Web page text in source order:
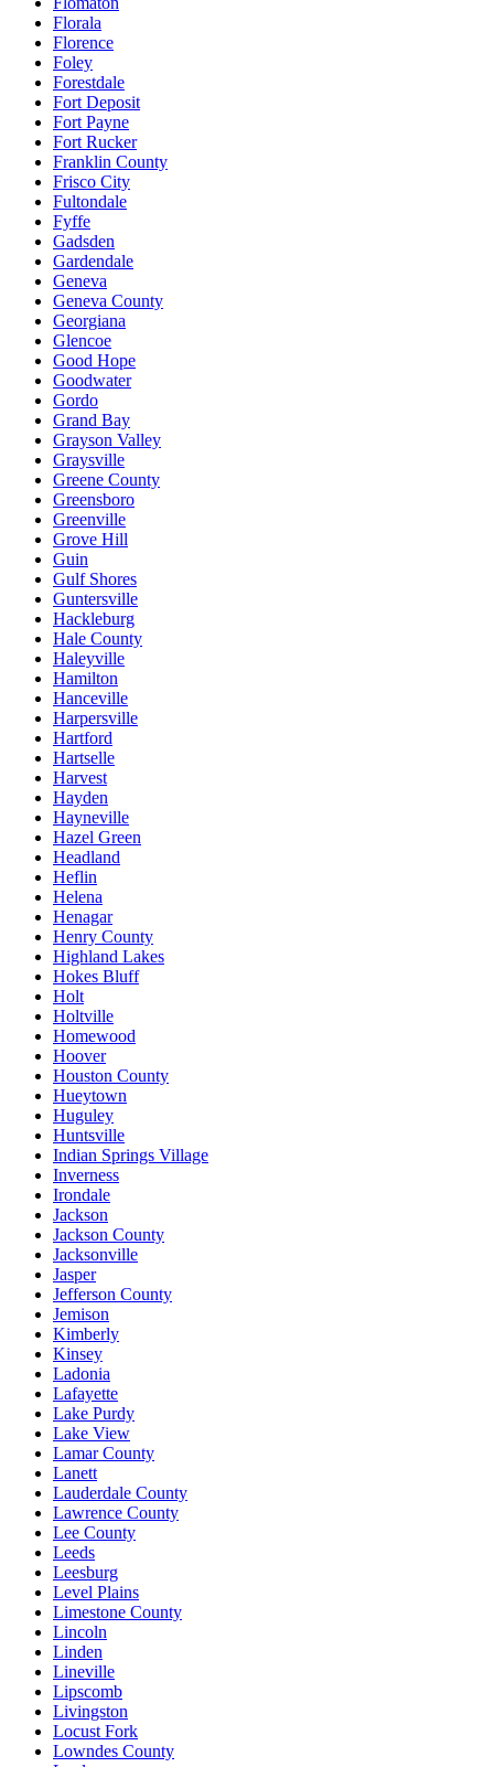
Florala
Florence
Foley
Forestdale
Fort Deposit
Fort Payne
Fort Rucker
Franklin County
Frisco City
Fultondale
Fyffe
Gadsden
Gardendale
Geneva
Geneva County
Georgiana
Glencoe
Good Hope
Goodwater
Gordo
Grand Bay
Grayson Valley
Graysville
Greene County
Greensboro
Greenville
Grove Hill
Guin
Gulf Shores
Guntersville
Hackleburg
Hale County
Haleyville
Hamilton
Hanceville
Harpersville
Hartford
Hartselle
Harvest
Hayden
Hayneville
Hazel Green
Headland
Heflin
Helena
Henagar
Henry County
Highland Lakes
Hokes Bluff
Holt
Holtville
Homewood
Hoover
Houston County
Hueytown
Huguley
Huntsville
Indian Springs Village
Inverness
Irondale
Jackson
Jackson County
Jacksonville
Jasper
Jefferson County
Jemison
Kimberly
Kinsey
Ladonia
Lafayette
Lake Purdy
Lake View
Lamar County
Lanett
Lauderdale County
Lawrence County
Lee County
Leeds
Leesburg
Level Plains
Limestone County
Lincoln
Linden
Lineville
Lipscomb
Livingston
Locust Fork
Lowndes County